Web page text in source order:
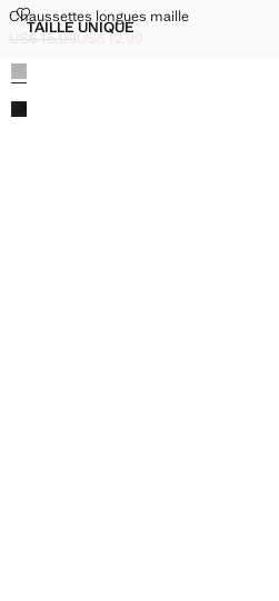
Tailles
TAILLE UNIQUECHAUSSETTES LONGUES
Chaussettes longues maille
CHAUSSETTES LONGUES MAILLE
Prix initial barré [US$ 15,99 ]
US$ 15,99
Prix actuel [US$ 12,99 ]
US$ 12,99
Couleurs